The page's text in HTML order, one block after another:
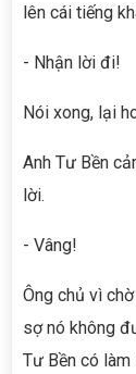
lên cái tiếng
- Nhận lời đi!
Nói xong, lại
Anh Tư Bền
lời.
- Vâng!
Ông chủ vì
sợ nó không
Tư Bền có